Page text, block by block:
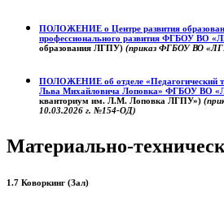
ПОЛОЖЕНИЕ о Центре развития
профессионального развития ФГБОУ ВО
образования ЛГПУ) (приказ ФГБОУ ВО
ПОЛОЖЕНИЕ об отделе «Педагогический
Льва Михайловича Лоповка» ФГБОУ ВО
кванториум им. Л.М. Лоповка ЛГПУ»)
10.03.2026 г. №154-ОД)
Материально-
1.7 Коворкинг (Зал)